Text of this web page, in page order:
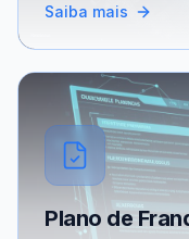
Saiba mais
Plano de